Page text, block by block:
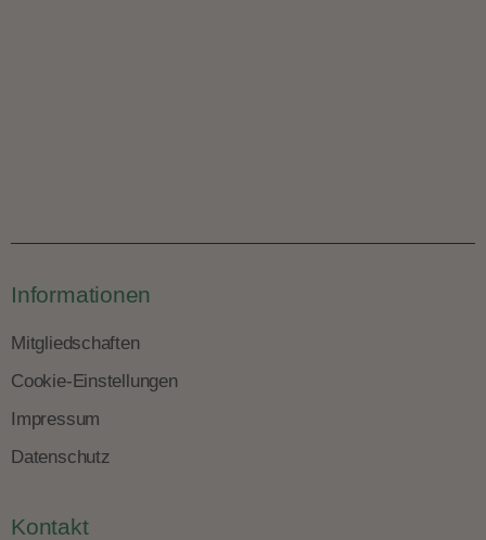
Informationen
Mitgliedschaften
Cookie-Einstellungen
Impressum
Datenschutz
Kontakt